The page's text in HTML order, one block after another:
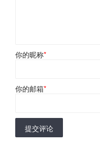
你的昵称*
你的邮箱*
提交评论